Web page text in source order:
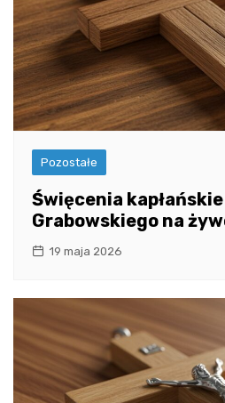
Pozostałe
Święcenia
Grabowskiego na
19 maja 2026